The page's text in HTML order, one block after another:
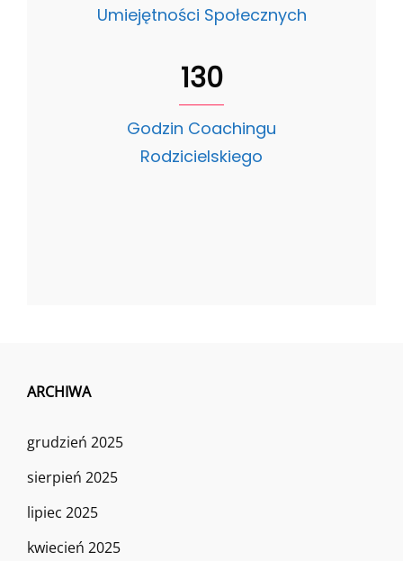
Umiejętności Społecznych
130
Godzin Coachingu
Rodzicielskiego
ARCHIWA
grudzień 2025
sierpień 2025
lipiec 2025
kwiecień 2025